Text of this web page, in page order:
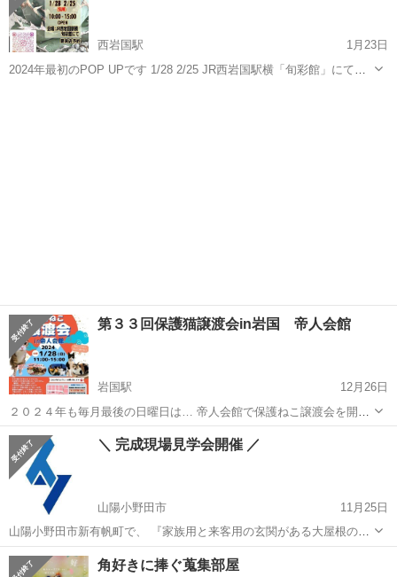
西岩国駅
1月23日
2024年最初のPOP UPです 1/28 2/25 JR西岩国駅横「旬彩館」にて
第３３回保護猫譲渡会in岩国 帝人会館
岩国駅
12月26日
２０２４年も毎月最後の日曜日は… 帝人会館で保護ねこ譲渡会を開催
します♪ １回目は1月28日（日）１１時から！ 里親さまとのご縁を待
つ、たくさんの保護猫ちゃんたちが参加します。 初めて猫を家族に迎
える方も… 先住猫ちゃ...
山口 岩国駅 展示会 猫ちゃん
＼ 完成現場見学会開催 ／
山陽小野田市
11月25日
山陽小野田市新有帆町で、 『家族用と来客用の玄関がある大屋根の
家』が完成しました。 ＼ 見学会場の設計ポイント ／ ■ 室内の用途に
合わせて設置した高窓と地窓の演出効果とは！？ ■ タイプが異なる2
山口 山陽小野田市 展示会 会場
角好きに捧ぐ蒐集部屋